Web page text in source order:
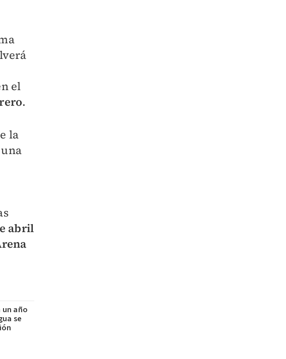
el
.
la
abril
un año
se